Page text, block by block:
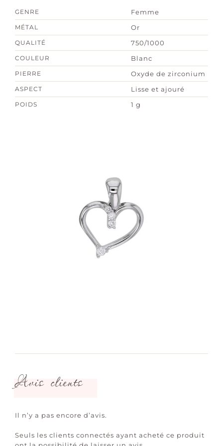
GENRE Femme
MÉTAL Or
QUALITÉ 750/1000
COULEUR Blanc
PIERRE Oxyde de zirconium
ASPECT Lisse et ajouré
POIDS 1 g
Avis clients
Il n’y a pas encore d’avis.
Seuls les clients connectés ayant acheté ce produit